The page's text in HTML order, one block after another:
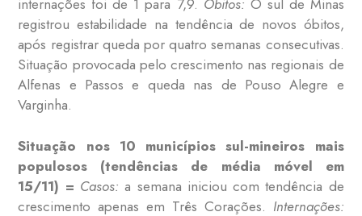
internações foi de 1 para 7,9. Óbitos: O sul de Minas
registrou estabilidade na tendência de novos óbitos,
após registrar queda por quatro semanas consecutivas.
Situação provocada pelo crescimento nas regionais de
Alfenas e Passos e queda nas de Pouso Alegre e
Varginha.
Situação nos 10 municípios sul-mineiros mais
populosos (tendências de média móvel em
15/11) = Casos: a semana iniciou com tendência de
crescimento apenas em Três Corações. Internações: